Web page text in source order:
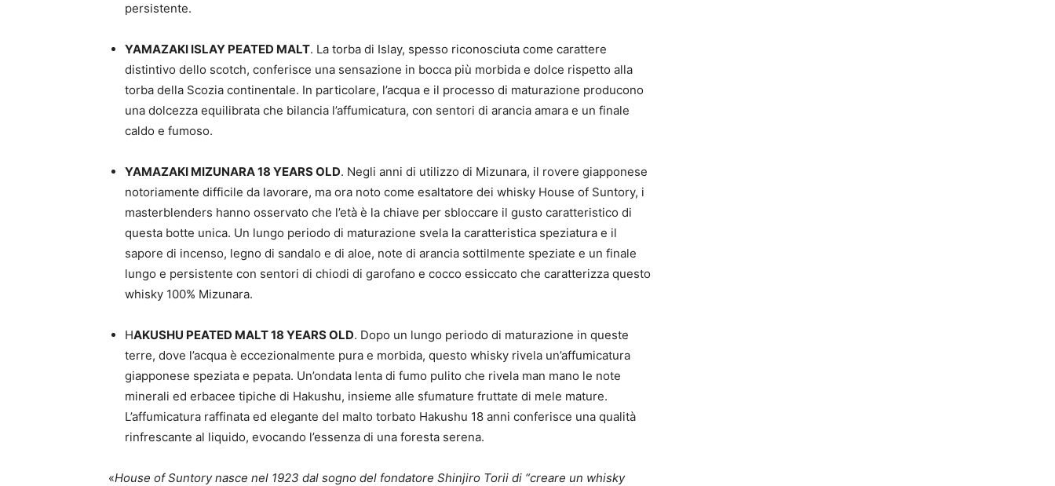
persistente.
YAMAZAKI ISLAY PEATED MALT. La torba di Islay, spesso riconosciuta come carattere
distintivo dello scotch, conferisce una sensazione in bocca più morbida e dolce rispetto alla
torba della Scozia continentale. In particolare, l’acqua e il processo di maturazione producono
una dolcezza equilibrata che bilancia l’affumicatura, con sentori di arancia amara e un finale
caldo e fumoso.
YAMAZAKI MIZUNARA 18 YEARS OLD. Negli anni di utilizzo di Mizunara, il rovere giapponese
notoriamente difficile da lavorare, ma ora noto come esaltatore dei whisky House of Suntory, i
masterblenders hanno osservato che l’età è la chiave per sbloccare il gusto caratteristico di
questa botte unica. Un lungo periodo di maturazione svela la caratteristica speziatura e il
sapore di incenso, legno di sandalo e di aloe, note di arancia sottilmente speziate e un finale
lungo e persistente con sentori di chiodi di garofano e cocco essiccato che caratterizza questo
whisky 100% Mizunara.
HAKUSHU PEATED MALT 18 YEARS OLD. Dopo un lungo periodo di maturazione in queste
terre, dove l’acqua è eccezionalmente pura e morbida, questo whisky rivela un’affumicatura
giapponese speziata e pepata. Un’ondata lenta di fumo pulito che rivela man mano le note
minerali ed erbacee tipiche di Hakushu, insieme alle sfumature fruttate di mele mature.
L’affumicatura raffinata ed elegante del malto torbato Hakushu 18 anni conferisce una qualità
rinfrescante al liquido, evocando l’essenza di una foresta serena.
«House of Suntory nasce nel 1923 dal sogno del fondatore Shinjiro Torii di “creare un whisky